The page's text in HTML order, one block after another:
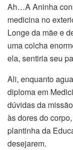
Ah…A Aninha
medicina no
Longe da mãe e
uma colcha
ela, sentiria seu
Ali, enquanto
diploma em
dúvidas da
às dores do
plantinha da
desejarem.